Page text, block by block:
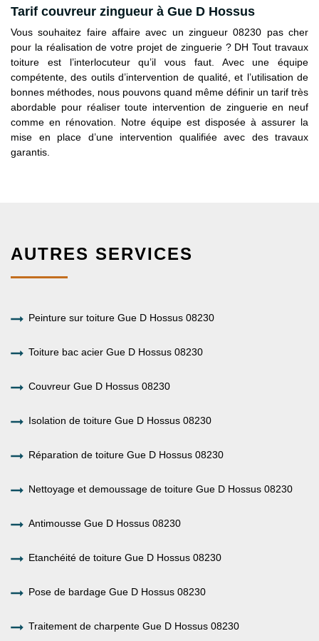
Tarif couvreur zingueur à Gue D Hossus
Vous souhaitez faire affaire avec un zingueur 08230 pas cher
pour la réalisation de votre projet de zinguerie ? DH Tout travaux
toiture est l’interlocuteur qu’il vous faut. Avec une équipe
compétente, des outils d’intervention de qualité, et l’utilisation de
bonnes méthodes, nous pouvons quand même définir un tarif très
abordable pour réaliser toute intervention de zinguerie en neuf
comme en rénovation. Notre équipe est disposée à assurer la
mise en place d’une intervention qualifiée avec des travaux
garantis.
AUTRES SERVICES
Peinture sur toiture Gue D Hossus 08230
Toiture bac acier Gue D Hossus 08230
Couvreur Gue D Hossus 08230
Isolation de toiture Gue D Hossus 08230
Réparation de toiture Gue D Hossus 08230
Nettoyage et demoussage de toiture Gue D Hossus 08230
Antimousse Gue D Hossus 08230
Etanchéité de toiture Gue D Hossus 08230
Pose de bardage Gue D Hossus 08230
Traitement de charpente Gue D Hossus 08230